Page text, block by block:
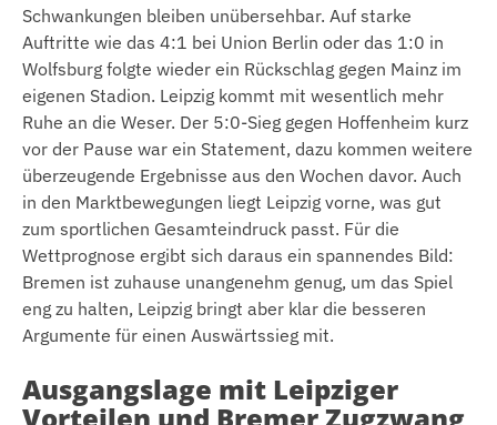
Schwankungen bleiben unübersehbar. Auf starke
Auftritte wie das 4:1 bei Union Berlin oder das 1:0 in
Wolfsburg folgte wieder ein Rückschlag gegen Mainz im
eigenen Stadion. Leipzig kommt mit wesentlich mehr
Ruhe an die Weser. Der 5:0-Sieg gegen Hoffenheim kurz
vor der Pause war ein Statement, dazu kommen weitere
überzeugende Ergebnisse aus den Wochen davor. Auch
in den Marktbewegungen liegt Leipzig vorne, was gut
zum sportlichen Gesamteindruck passt. Für die
Wettprognose ergibt sich daraus ein spannendes Bild:
Bremen ist zuhause unangenehm genug, um das Spiel
eng zu halten, Leipzig bringt aber klar die besseren
Argumente für einen Auswärtssieg mit.
Ausgangslage mit Leipziger